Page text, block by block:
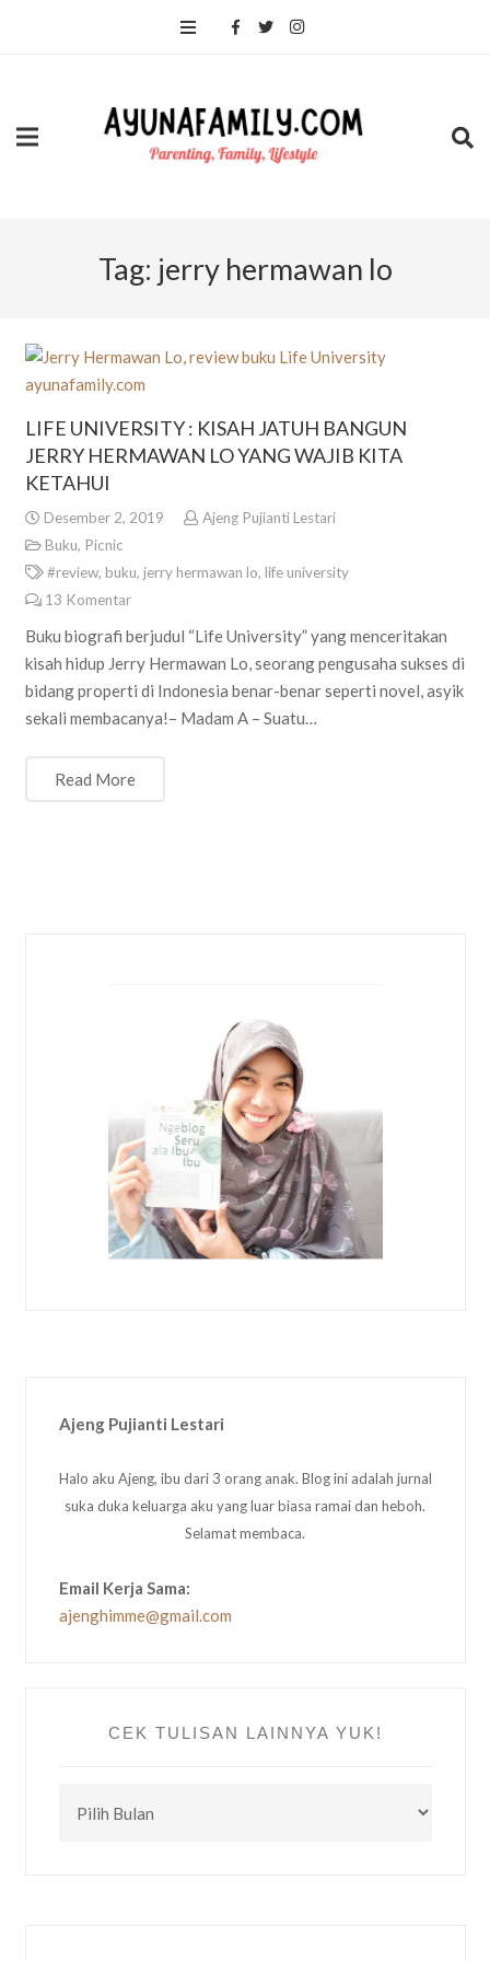
Tag: jerry hermawan lo
LIFE UNIVERSITY : KISAH JATUH BANGUN
JERRY HERMAWAN LO YANG WAJIB KITA
KETAHUI
Desember 2, 2019
Ajeng Pujianti Lestari
Buku, Picnic
#review, buku, jerry hermawan lo, life university
13 Komentar
Buku biografi berjudul “Life University” yang menceritakan
kisah hidup Jerry Hermawan Lo, seorang pengusaha sukses di
bidang properti di Indonesia benar-benar seperti novel, asyik
sekali membacanya!– Madam A – Suatu…
Read More
Ajeng Pujianti Lestari
Halo aku Ajeng, ibu dari 3 orang anak. Blog ini adalah jurnal
suka duka keluarga aku yang luar biasa ramai dan heboh.
Selamat membaca.
Email Kerja Sama:
ajenghimme@gmail.com
CEK TULISAN LAINNYA YUK!
TULISAN